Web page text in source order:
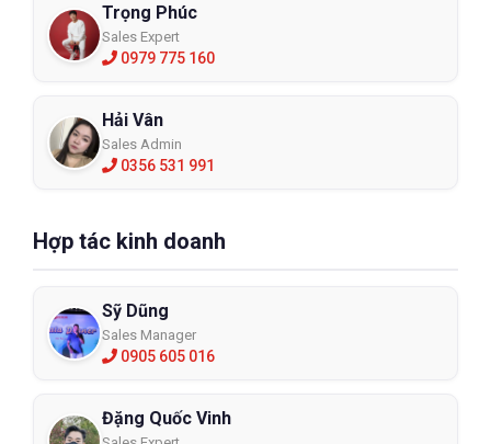
Trọng Phúc
Sales Expert
0979 775 160
Hải Vân
Sales Admin
0356 531 991
Hợp tác kinh doanh
Sỹ Dũng
Sales Manager
0905 605 016
Đặng Quốc Vinh